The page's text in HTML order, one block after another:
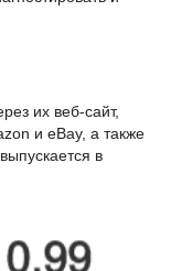
их веб-сайт,
и eBay, а также
в